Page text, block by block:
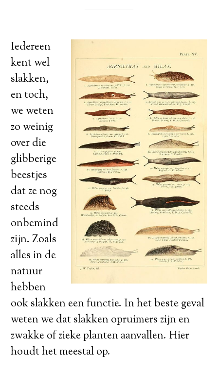
Iedereen
kent wel
slakken,
en toch,
we weten
zo weinig
over die
glibberige
beestjes
dat ze nog
steeds
onbemind
zijn. Zoals
alles in de
natuur
hebben
ook slakken een functie. In het beste geval
weten we dat slakken opruimers zijn en
zwakke of zieke planten aanvallen. Hier
houdt het meestal op.